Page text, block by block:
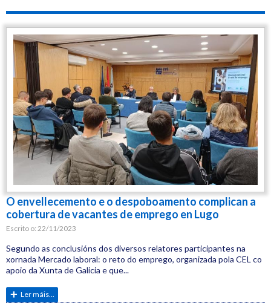
Emprego
O envellecemento e o despoboamento complican a
cobertura de vacantes de emprego en Lugo
Escrito o: 22/11/2023
Segundo as conclusións dos diversos relatores participantes na
xornada Mercado laboral: o reto do emprego, organizada pola CEL co
apoio da Xunta de Galicia e que...
Ler máis...